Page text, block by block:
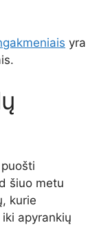
yra
šiuo metu
kurie
apyrankių